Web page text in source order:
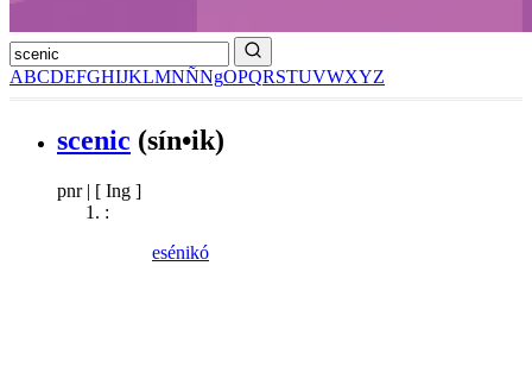
ABCDEFGHIJKLMNÑNgOPQRSTUVWXYZ
scenic (sín•ik)
pnr | [ Ing ]
:
esénikó